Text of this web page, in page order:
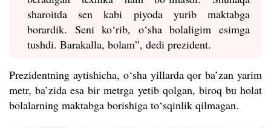
sharoitda sen kabi piyoda yurib maktabga
borardik. Seni ko‘rib, o‘sha bolaligim esimga
tushdi. Barakalla, bolam”, dedi prezident.
Prezidentning aytishicha, o‘sha yillarda qor ba’zan yarim
metr, ba’zida esa bir metrga yetib qolgan, biroq bu holat
bolalarning maktabga borishiga to‘sqinlik qilmagan.